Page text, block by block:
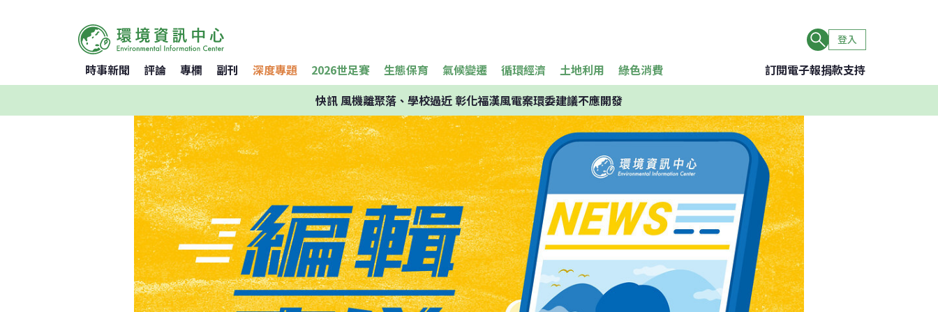
登入
時事新聞 評論 專欄 副刊 深度專題 2026世足賽 生態保育 氣候變遷 循環經濟 土地利用 綠色消費 訂閱電子報捐款支持
快訊風機離聚落、學校過近 彰化福漢風電案環委建議不應開發